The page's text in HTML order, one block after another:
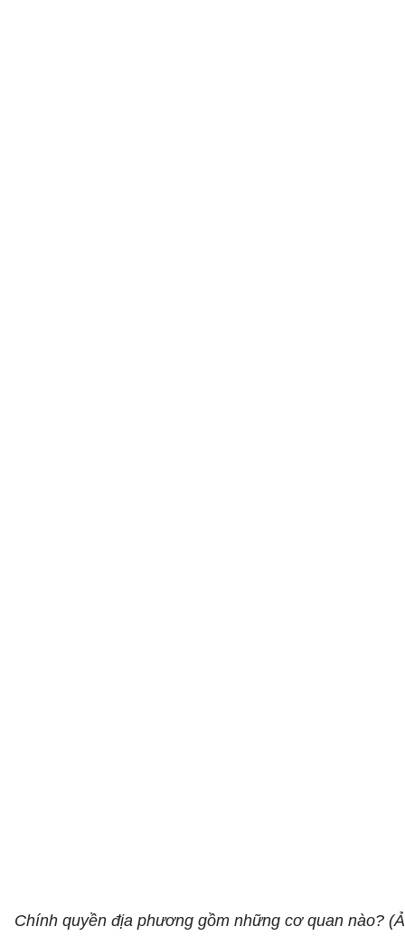
Chính quyền địa phương gồm những cơ quan nào?